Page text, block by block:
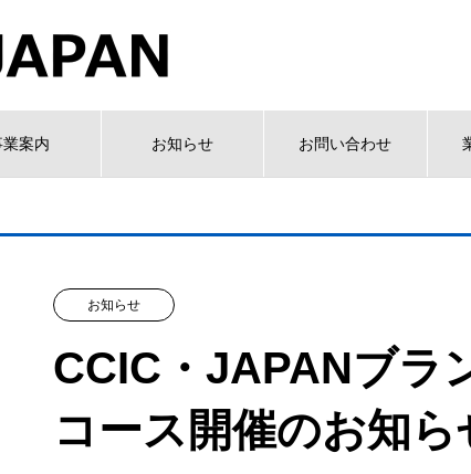
業案内 お知らせ お問い合わせ
お知らせ
CCIC・JAPANブラ
コース開催のお知ら